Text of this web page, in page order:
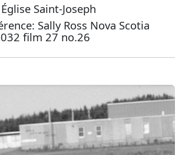
Saint-Joseph
Sally Ross Nova Scotia
film 27 no.26